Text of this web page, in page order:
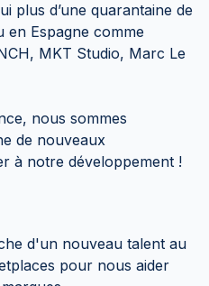
plus d’une quarantaine de
en Espagne comme
MKT Studio, Marc Le
nous sommes
de nouveaux
à notre développement !
d'un nouveau talent au
pour nous aider